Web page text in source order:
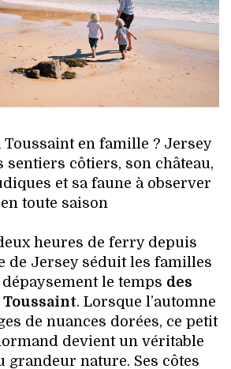
TENDANCES
BEAUTÉ
DE RUE
CRÉATEURS
DES MARQUES
& LOISIRS
Toussaint en famille ? Jersey
sentiers côtiers, son château,
et sa faune à observer
en toute saison
heures de ferry depuis
de Jersey séduit les familles
dépaysement le temps des
Toussaint. Lorsque l’automne
de nuances dorées, ce petit
devient un véritable
grandeur nature. Ses côtes